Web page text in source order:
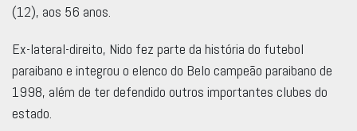
(12), aos 56 anos.
Ex-lateral-direito, Nido fez parte da história do futebol
paraibano e integrou o elenco do Belo campeão paraibano de
1998, além de ter defendido outros importantes clubes do
estado.